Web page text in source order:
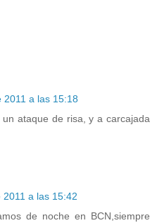
2011 a las 15:18
ataque de risa, y a carcajada
a las 15:42
de noche en BCN,siempre